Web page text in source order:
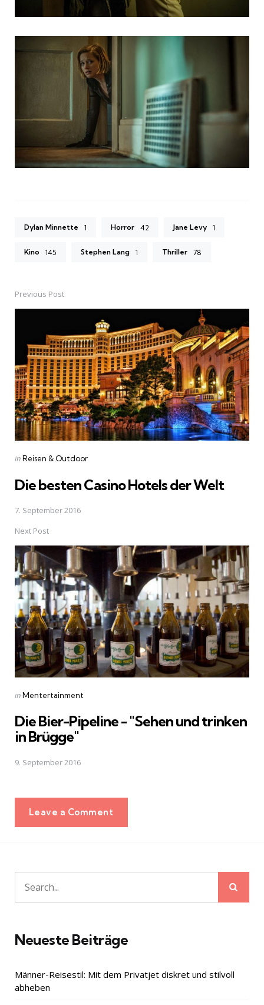
Dylan Minnette 1 Horror 42 Jane Levy 1
Kino 145 Stephen Lang 1 Thriller 78
PostPrevious Post
Posted
inReisen & Outdoor
Die besten Casino Hotels der Welt
7. September 2016
Next Post
Posted
inMentertainment
Die Bier-Pipeline - "Sehen und trinken
in Brügge"
9. September 2016
Leave a Comment
Search
for:
Neueste Beiträge
Männer-Reisestil: Mit dem Privatjet diskret und stilvoll
abheben